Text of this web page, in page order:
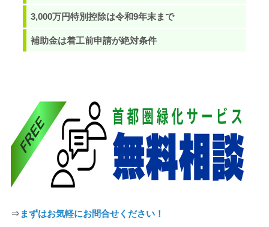
3,000万円特別控除は令和9年末まで
補助金は着工前申請が絶対条件
⇒ まずはお気軽にお問合せください！